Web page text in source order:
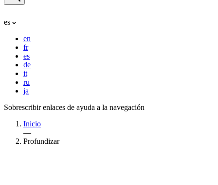
es
en
fr
es
de
it
ru
ja
Sobrescribir enlaces de ayuda a la navegación
Inicio
—
Profundizar